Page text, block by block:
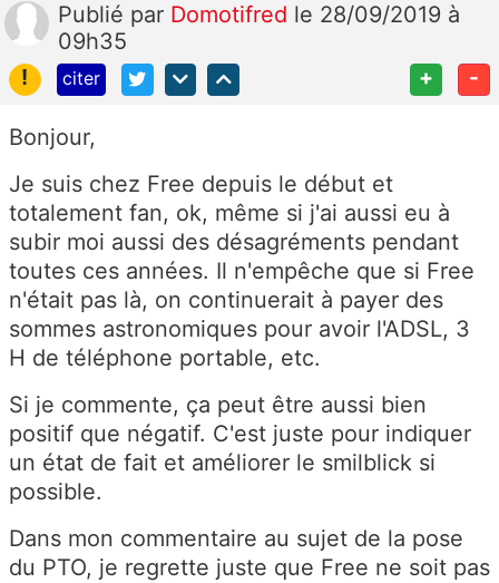
Publié par Domotifred le 28/09/2019 à
09h35
!
citer + -
Bonjour,
Je suis chez Free depuis le début et
totalement fan, ok, même si j'ai aussi eu à
subir moi aussi des désagréments pendant
toutes ces années. Il n'empêche que si Free
n'était pas là, on continuerait à payer des
sommes astronomiques pour avoir l'ADSL, 3
H de téléphone portable, etc.
Si je commente, ça peut être aussi bien
positif que négatif. C'est juste pour indiquer
un état de fait et améliorer le smilblick si
possible.
Dans mon commentaire au sujet de la pose
du PTO, je regrette juste que Free ne soit pas